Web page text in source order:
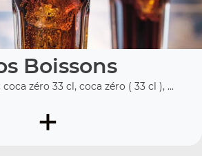
Boissons
zéro 33 cl, coca zéro ( 33 cl ), ...
+